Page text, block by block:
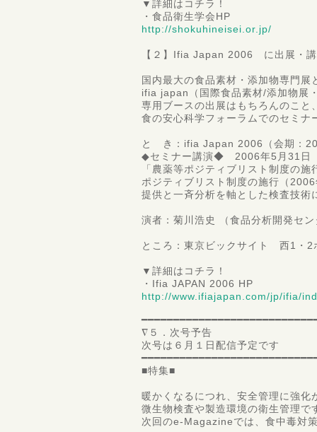
▼詳細はコチラ！
・食品衛生学会HP
http://shokuhineisei.or.jp/
【２】Ifia Japan 2006 に出展・
国内最大の食品素材・添加物専門展
ifia japan（国際食品素材/添加物展
専用ブースの出展はもちろんのこ
食の安心科学フォーラムでのセミナ
と き：ifia Japan 2006（会期：
◆セミナー講演◆ 2006年5月31日
「農薬等ポジティブリスト制度の
ポジティブリスト制度の施行（
提供と一斉分析を軸とした検査技術
演者：菊川浩史 （食品分析開発セ
ところ：東京ビックサイト 西1・2
▼詳細はコチラ！
・Ifia JAPAN 2006 HP
http://www.ifiajapan.com/jp/ifia/
∇５．次号予告
次号は６月１日配信予定です
■特集■
暖かくなるにつれ、安全管理に強
微生物検査や製造環境の衛生管理で
次回のe-Magazineでは、食中毒対